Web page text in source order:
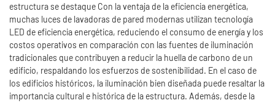
estructura se destaque Con la ventaja de la eficiencia energética,
muchas luces de lavadoras de pared modernas utilizan tecnología
LED de eficiencia energética, reduciendo el consumo de energía y los
costos operativos en comparación con las fuentes de iluminación
tradicionales que contribuyen a reducir la huella de carbono de un
edificio, respaldando los esfuerzos de sostenibilidad. En el caso de
los edificios históricos, la iluminación bien diseñada puede resaltar la
importancia cultural e histórica de la estructura. Además, desde la